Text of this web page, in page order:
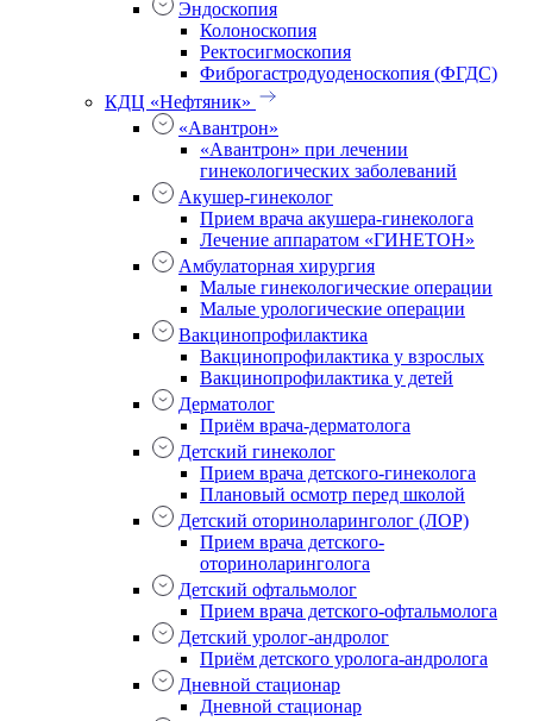
Эндоскопия
Колоноскопия
Ректосигмоскопия
Фиброгастродуоденоскопия (ФГДС)
КДЦ «Нефтяник»
«Авантрон»
«Авантрон» при лечении
гинекологических заболеваний
Акушер-гинеколог
Прием врача акушера-гинеколога
Лечение аппаратом «ГИНЕТОН»
Амбулаторная хирургия
Малые гинекологические операции
Малые урологические операции
Вакцинопрофилактика
Вакцинопрофилактика у взрослых
Вакцинопрофилактика у детей
Дерматолог
Приём врача-дерматолога
Детский гинеколог
Прием врача детского-гинеколога
Плановый осмотр перед школой
Детский оториноларинголог (ЛОР)
Прием врача детского-
оториноларинголога
Детский офтальмолог
Прием врача детского-офтальмолога
Детский уролог-андролог
Приём детского уролога-андролога
Дневной стационар
Дневной стационар